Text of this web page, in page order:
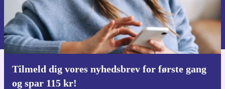
Tilmeld dig vores nyhedsbrev for første gang
og spar 115 kr!
Anmod om kupon
Du kan finde information omkring vores brug af personlig data i vores
Privatlivspolitik
Download refurbed appen